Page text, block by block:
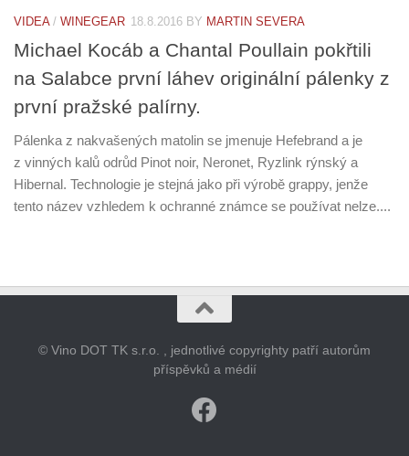
VIDEA / WINEGEAR 18.8.2016 BY MARTIN SEVERA
Michael Kocáb a Chantal Poullain pokřtili
na Salabce první láhev originální pálenky z
první pražské palírny.
Pálenka z nakvašených matolin se jmenuje Hefebrand a je
z vinných kalů odrůd Pinot noir, Neronet, Ryzlink rýnský a
Hibernal. Technologie je stejná jako při výrobě grappy, jenže
tento název vzhledem k ochranné známce se používat nelze....
© Vino DOT TK s.r.o. , jednotlivé copyrighty patří autorům
příspěvků a médií